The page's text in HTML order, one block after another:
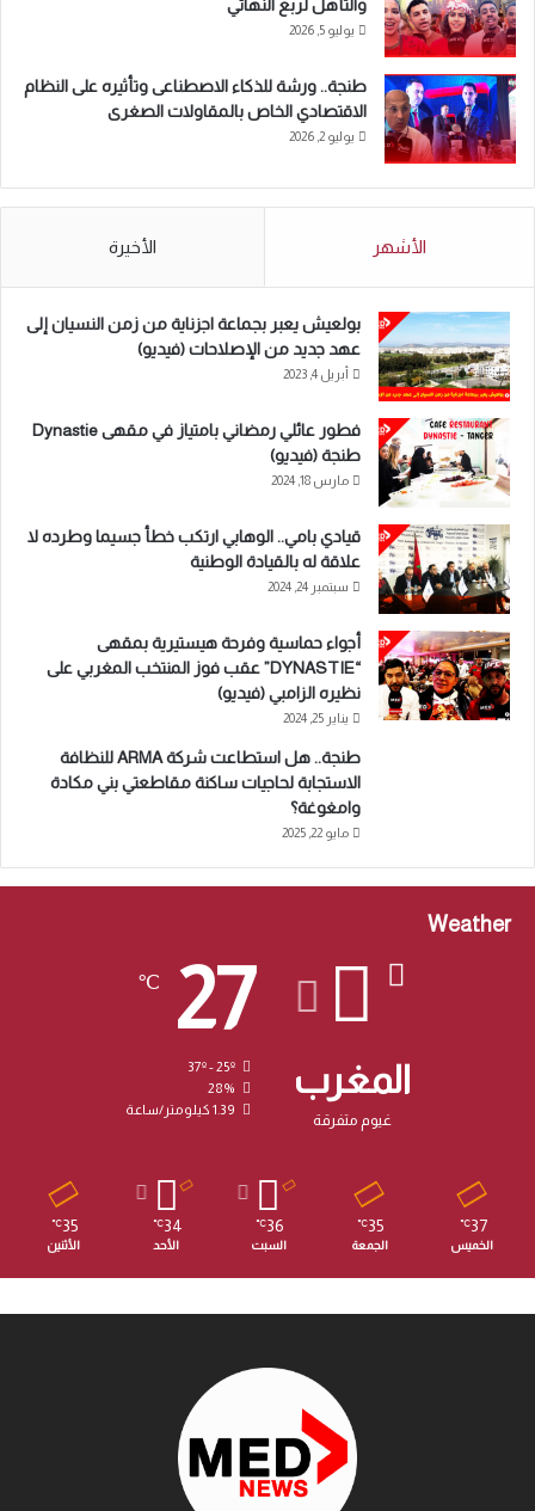
والتأهل لربع النهائي
يوليو 5, 2026
طنجة.. ورشة للذكاء الاصطناعى وتأثيره على النظام
الاقتصادي الخاص بالمقاولات الصغرى
يوليو 2, 2026
الأشهر الأخيرة
بولعيش يعبر بجماعة اجزناية من زمن النسيان إلى
عهد جديد من الإصلاحات (فيديو)
أبريل 4, 2023
فطور عائلي رمضاني بامتياز في مقهى Dynastie
طنجة (فيديو)
مارس 18, 2024
قيادي بامي.. الوهابي ارتكب خطأ جسيما وطرده لا
علاقة له بالقيادة الوطنية
سبتمبر 24, 2024
أجواء حماسية وفرحة هيستيرية بمقهى
“DYNASTIE” عقب فوز المنتخب المغربي على
نظيره الزامبي (فيديو)
يناير 25, 2024
طنجة.. هل استطاعت شركة ARMA للنظافة
الاستجابة لحاجيات ساكنة مقاطعتي بني مكادة
وامغوغة؟
مايو 22, 2025
Weather
المغرب
غيوم متفرقة
27
℃
37º - 25º
28%
1.39 كيلومتر/ساعة
37
℃
الخميس
35
℃
الجمعة
36
℃
السبت
34
℃
الأحد
35
℃
الأثنين